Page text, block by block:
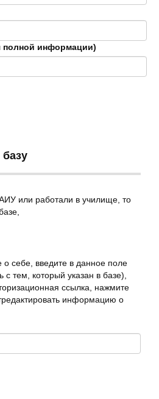
полной информации)
или работали в училище, то
себе, введите в данное поле
тем, который указан в базе),
ссылка, нажмите
информацию о